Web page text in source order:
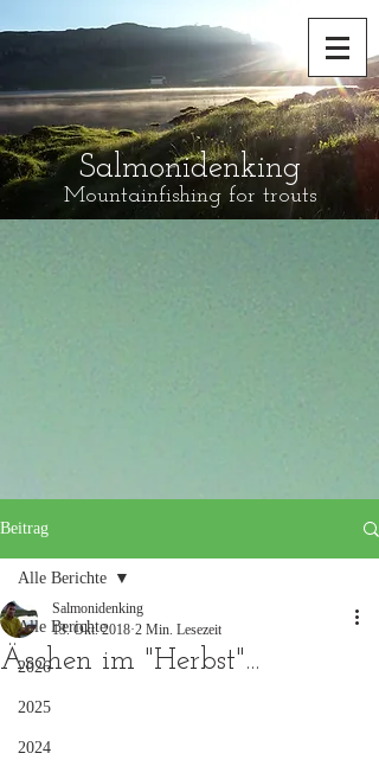
Salmonidenking
Mountainfishing for trouts
Beitrag
Alle Berichte
2026
2025
2024
Alle Berichte
Äschen im "Herbst"...
Salmonidenking
13. Okt. 2018 2 Min. Lesezeit